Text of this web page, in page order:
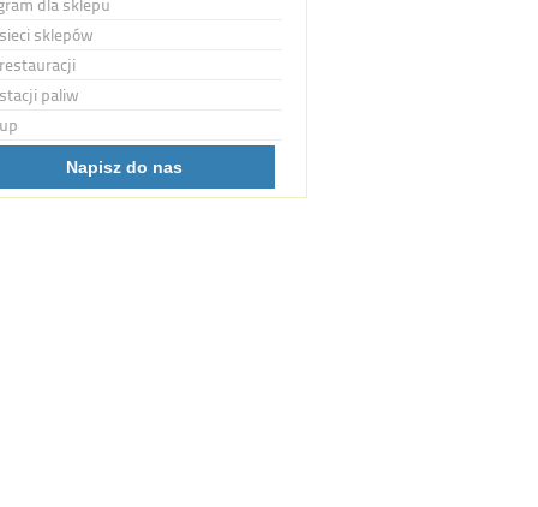
dla sklepu
sklepów
paliw
Napisz do nas